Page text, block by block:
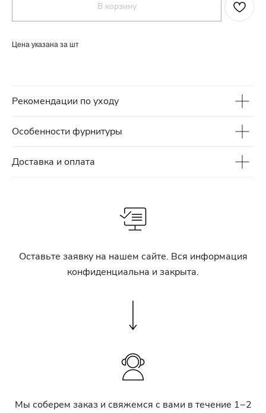
В корзину
Цена указана за шт
Рекомендации по уходу
Особенности фурнитуры
Доставка и оплата
Оставьте заявку на нашем сайте. Вся информация
конфиденциальна и закрыта.
Мы соберем заказ и свяжемся с вами в течение 1−2